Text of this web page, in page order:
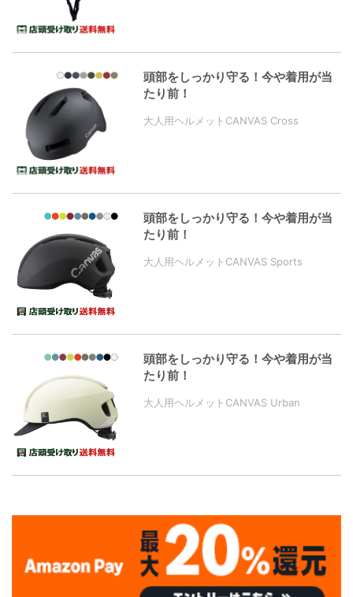
頭部をしっかり守る！今や着用が当
たり前！
大人用ヘルメットCANVAS Cross
頭部をしっかり守る！今や着用が当
たり前！
大人用ヘルメットCANVAS Sports
頭部をしっかり守る！今や着用が当
たり前！
大人用ヘルメットCANVAS Urban